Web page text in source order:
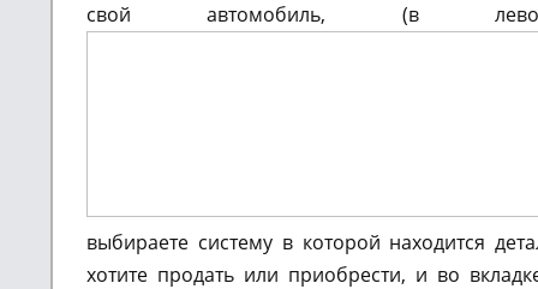
свой автомобиль, (в
выбираете систему в которой находится
хотите продать или приобрести, и во